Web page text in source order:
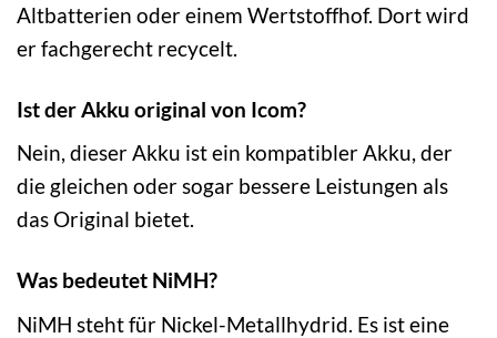
Altbatterien oder einem Wertstoffhof. Dort wird
er fachgerecht recycelt.
Ist der Akku original von Icom?
Nein, dieser Akku ist ein kompatibler Akku, der
die gleichen oder sogar bessere Leistungen als
das Original bietet.
Was bedeutet NiMH?
NiMH steht für Nickel-Metallhydrid. Es ist eine